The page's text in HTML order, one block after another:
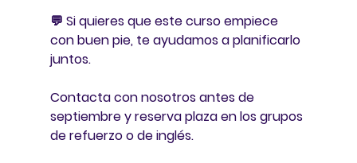
💬 Si quieres que este curso empiece
con buen pie, te ayudamos a planificarlo
juntos.
Contacta con nosotros antes de
septiembre y reserva plaza en los grupos
de refuerzo o de inglés.